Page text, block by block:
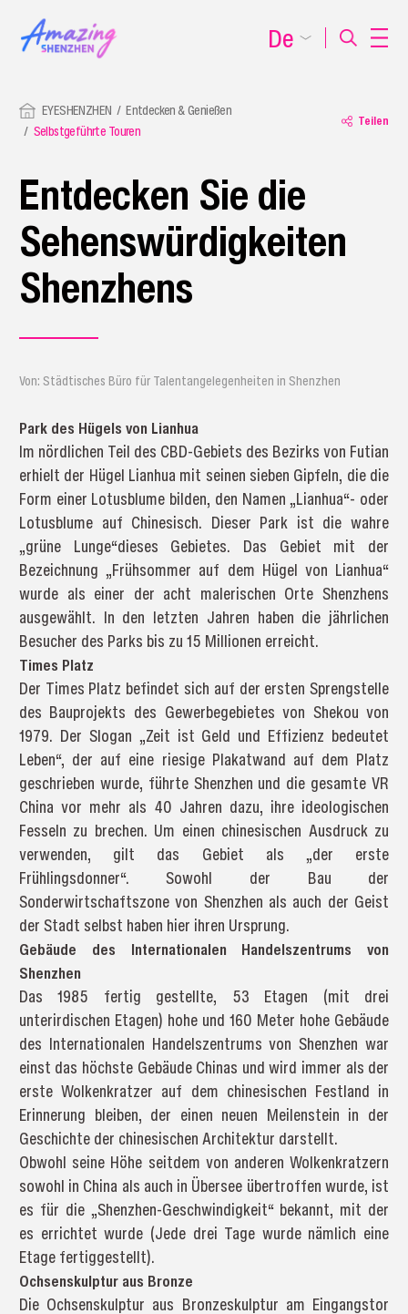
EYESHENZHEN
Entdecken & Genießen
Selbstgeführte Touren
Teilen
Entdecken Sie die
Sehenswürdigkeiten
Shenzhens
Von: Städtisches Büro für Talentangelegenheiten in Shenzhen
Park des Hügels von Lianhua
Im nördlichen Teil des CBD-Gebiets des Bezirks von Futian
erhielt der Hügel Lianhua mit seinen sieben Gipfeln, die die
Form einer Lotusblume bilden, den Namen „Lianhua“- oder
Lotusblume auf Chinesisch. Dieser Park ist die wahre
„grüne Lunge“dieses Gebietes. Das Gebiet mit der
Bezeichnung „Frühsommer auf dem Hügel von Lianhua“
wurde als einer der acht malerischen Orte Shenzhens
ausgewählt. In den letzten Jahren haben die jährlichen
Besucher des Parks bis zu 15 Millionen erreicht.
Times Platz
Der Times Platz befindet sich auf der ersten Sprengstelle
des Bauprojekts des Gewerbegebietes von Shekou von
1979. Der Slogan „Zeit ist Geld und Effizienz bedeutet
Leben“, der auf eine riesige Plakatwand auf dem Platz
geschrieben wurde, führte Shenzhen und die gesamte VR
China vor mehr als 40 Jahren dazu, ihre ideologischen
Fesseln zu brechen. Um einen chinesischen Ausdruck zu
verwenden, gilt das Gebiet als „der erste
Frühlingsdonner“. Sowohl der Bau der
Sonderwirtschaftszone von Shenzhen als auch der Geist
der Stadt selbst haben hier ihren Ursprung.
Gebäude des Internationalen Handelszentrums von
Shenzhen
Das 1985 fertig gestellte, 53 Etagen (mit drei
unterirdischen Etagen) hohe und 160 Meter hohe Gebäude
des Internationalen Handelszentrums von Shenzhen war
einst das höchste Gebäude Chinas und wird immer als der
erste Wolkenkratzer auf dem chinesischen Festland in
Erinnerung bleiben, der einen neuen Meilenstein in der
Geschichte der chinesischen Architektur darstellt.
Obwohl seine Höhe seitdem von anderen Wolkenkratzern
sowohl in China als auch in Übersee übertroffen wurde, ist
es für die „Shenzhen-Geschwindigkeit“ bekannt, mit der
es errichtet wurde (Jede drei Tage wurde nämlich eine
Etage fertiggestellt).
Ochsenskulptur aus Bronze
Die Ochsenskulptur aus Bronzeskulptur am Eingangstor
De